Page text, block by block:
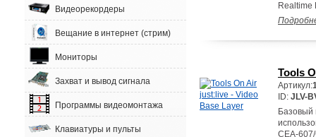
Видеорекордеры
Вещание в интернет (стрим)
Мониторы
Захват и вывод сигнала
Программы видеомонтажа
Клавиатуры и пульты
Realtime
Tools
Артикул:
ID: JLV-
Базовый
CEA-